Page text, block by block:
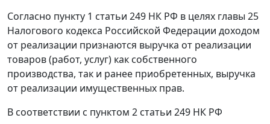
Согласно пункту 1 статьи 249 НК РФ в целях главы 25
Налогового кодекса Российской Федерации доходом
от реализации признаются выручка от реализации
товаров (работ, услуг) как собственного
производства, так и ранее приобретенных, выручка
от реализации имущественных прав.
В соответствии с пунктом 2 статьи 249 НК РФ